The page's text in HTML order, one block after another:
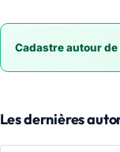
Cadastre autour de
Les dernières